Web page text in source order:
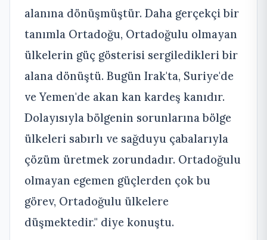
alanına dönüşmüştür. Daha gerçekçi bir
tanımla Ortadoğu, Ortadoğulu olmayan
ülkelerin güç gösterisi sergiledikleri bir
alana dönüştü. Bugün Irak'ta, Suriye'de
ve Yemen'de akan kan kardeş kanıdır.
Dolayısıyla bölgenin sorunlarına bölge
ülkeleri sabırlı ve sağduyu çabalarıyla
çözüm üretmek zorundadır. Ortadoğulu
olmayan egemen güçlerden çok bu
görev, Ortadoğulu ülkelere
düşmektedir." diye konuştu.